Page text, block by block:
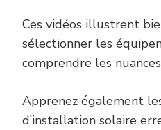
Ces vidéos illustrent
sélectionner les
comprendre les
Apprenez également
d’installation solaire